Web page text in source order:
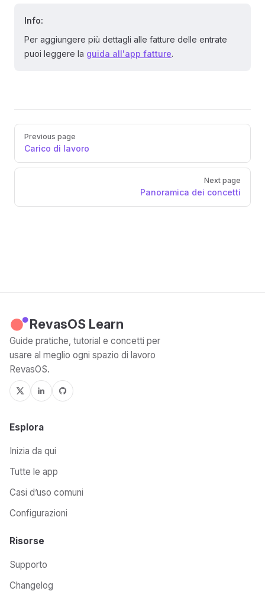
Info:
Per aggiungere più dettagli alle fatture delle entrate
puoi leggere la guida all'app fatture.
Pager
Previous page
Carico di lavoro
Next page
Panoramica dei concetti
RevasOS Learn
Guide pratiche, tutorial e concetti per
usare al meglio ogni spazio di lavoro
RevasOS.
Esplora
Inizia da qui
Tutte le app
Casi d’uso comuni
Configurazioni
Risorse
Supporto
Changelog